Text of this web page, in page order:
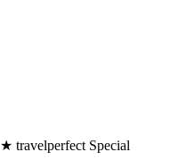
★ travelperfect Special